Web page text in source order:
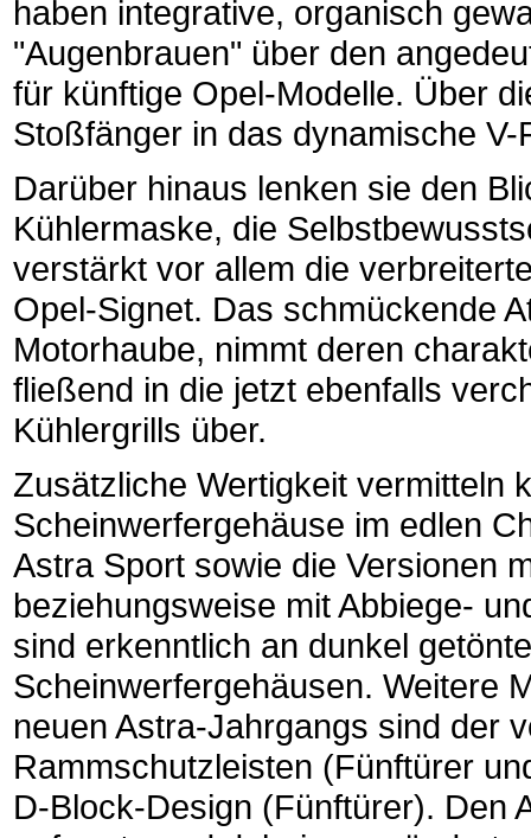
haben integrative, organisch
"Augenbrauen" über den
für künftige Opel-Modelle. Über
Stoßfänger in das dynamische
Darüber hinaus lenken sie den
Kühlermaske, die
verstärkt vor allem die
Opel-Signet. Das schmückende
Motorhaube, nimmt deren
fließend in die jetzt ebenfalls
Kühlergrills über.
Zusätzliche Wertigkeit vermitteln
Scheinwerfergehäuse im edlen
Astra Sport sowie die Versionen
beziehungsweise mit Abbiege-
sind erkenntlich an dunkel
Scheinwerfergehäusen. Weitere
neuen Astra-Jahrgangs sind der
Rammschutzleisten (Fünftürer
D-Block-Design (Fünftürer). Den